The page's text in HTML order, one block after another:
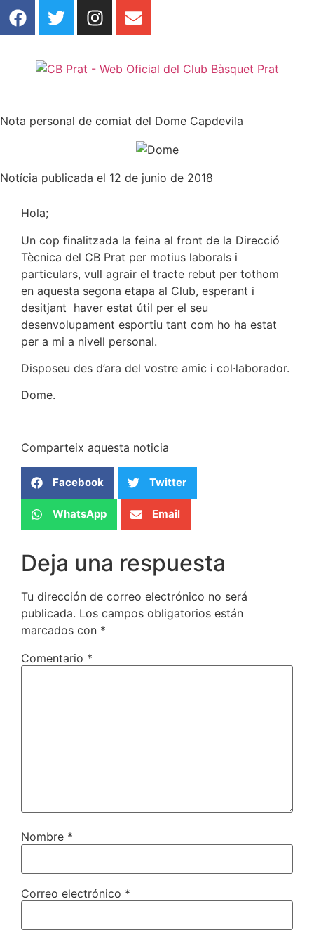
Nota personal de comiat del Dome Capdevila
Notícia publicada el 12 de junio de 2018
Hola;
Un cop finalitzada la feina al front de la Direcció
Tècnica del CB Prat per motius laborals i
particulars, vull agrair el tracte rebut per tothom
en aquesta segona etapa al Club, esperant i
desitjant haver estat útil per el seu
desenvolupament esportiu tant com ho ha estat
per a mi a nivell personal.
Disposeu des d’ara del vostre amic i col·laborador.
Dome.
Comparteix aquesta noticia
Facebook Twitter
WhatsApp Email
Deja una respuesta
Tu dirección de correo electrónico no será
publicada. Los campos obligatorios están
marcados con *
Comentario *
Nombre *
Correo electrónico *